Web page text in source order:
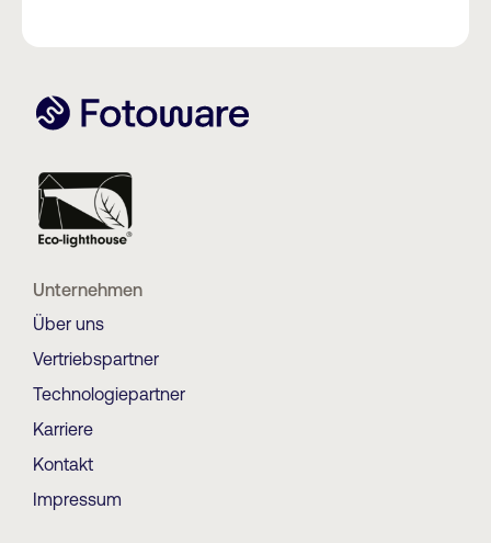
Unternehmen
Über uns
Vertriebspartner
Technologiepartner
Karriere
Kontakt
Impressum